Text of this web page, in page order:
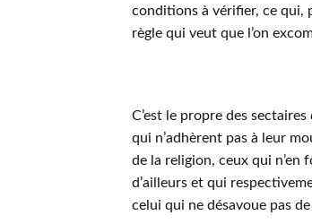
conditions à vérifier, ce qui,
règle qui veut que l’on
C’est le propre des
qui n’adhèrent pas à leur
de la religion, ceux qui n’en
d’ailleurs et qui
celui qui ne désavoue pas de